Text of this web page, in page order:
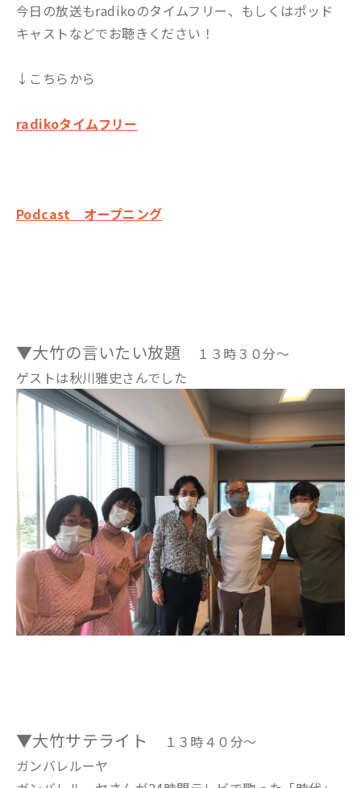
今日の放送もradikoのタイムフリー、もしくはポッド
キャストなどでお聴きください！
↓こちらから
radikoタイムフリー
Podcast オープニング
▼大竹の言いたい放題
１３時３０分～
ゲストは秋川雅史さんでした
▼大竹サテライト
１３時４０分～
ガンバレルーヤ